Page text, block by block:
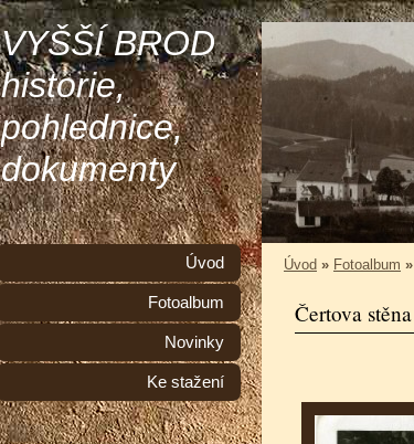
VYŠŠÍ BROD
historie,
pohlednice,
dokumenty
Úvod » Fotoalbum »
Čertova stěna
Úvod
Fotoalbum
Novinky
Ke stažení